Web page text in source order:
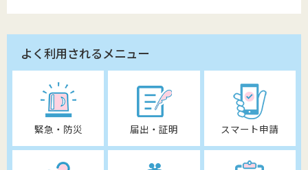
よく利用されるメニュー
緊急・防災 届出・証明 スマート申請